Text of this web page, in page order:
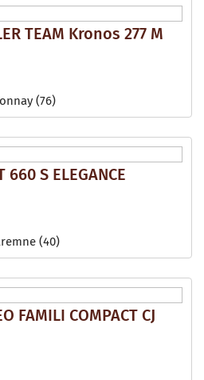
TEAM Kronos 277 M
(76)
S ELEGANCE
(40)
FAMILI COMPACT CJ